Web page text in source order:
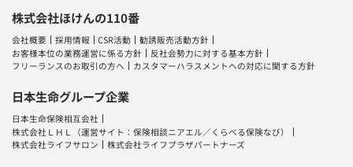
株式会社ほけんの110番
会社概要 採用情報 CSR活動
勧誘販売活動方針
お客様本位の業務運営に係る方針
反社会勢力に対する基本方針
フリーランスのお取引の方へ
カスタマーハラスメントへの対応に関する方針
日本生命グループ企業
日本生命保険相互会社
株式会社ＬＨＬ
（運営サイト：保険相談ニアエル ／ くらべる保険なび）
株式会社ライフサロン
株式会社ライフプラザパートナーズ